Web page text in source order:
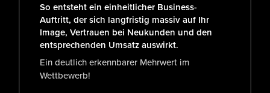
So entsteht ein einheitlicher Business-
Auftritt, der sich langfristig massiv auf Ihr
Image, Vertrauen bei Neukunden und den
entsprechenden Umsatz auswirkt.
Ein deutlich erkennbarer Mehrwert im
Wettbewerb!